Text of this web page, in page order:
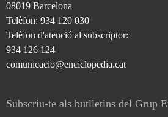
08019 Barcelona
Telèfon: 934 120 030
Telèfon d'atenció al subscriptor:
934 126 124
comunicacio@enciclopedia.cat
Subscriu-te als butlletins del Grup